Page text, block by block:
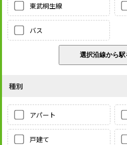
東武桐生線
バス
種別
アパート
戸建て